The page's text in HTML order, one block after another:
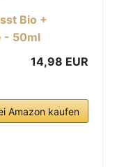
Bio +
- 50ml
14,98 EUR
Amazon kaufen